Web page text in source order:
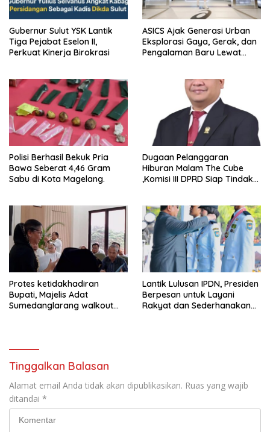
Gubernur Sulut YSK Lantik
Tiga Pejabat Eselon II,
Perkuat Kinerja Birokrasi
ASICS Ajak Generasi Urban
Eksplorasi Gaya, Gerak, dan
Pengalaman Baru Lewat
Polisi Berhasil Bekuk Pria
Bawa Seberat 4,46 Gram
Sabu di Kota Magelang.
Dugaan Pelanggaran
Hiburan Malam The Cube
,Komisi III DPRD Siap Tindak
Protes ketidakhadiran
Bupati, Majelis Adat
Sumedanglarang walkout
Lantik Lulusan IPDN, Presiden
Berpesan untuk Layani
Rakyat dan Sederhanakan
Tinggalkan Balasan
Alamat email Anda tidak akan dipublikasikan. Ruas yang wajib
ditandai *